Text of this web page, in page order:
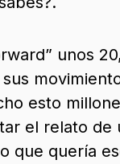
unos
esto
el relato de
que quería